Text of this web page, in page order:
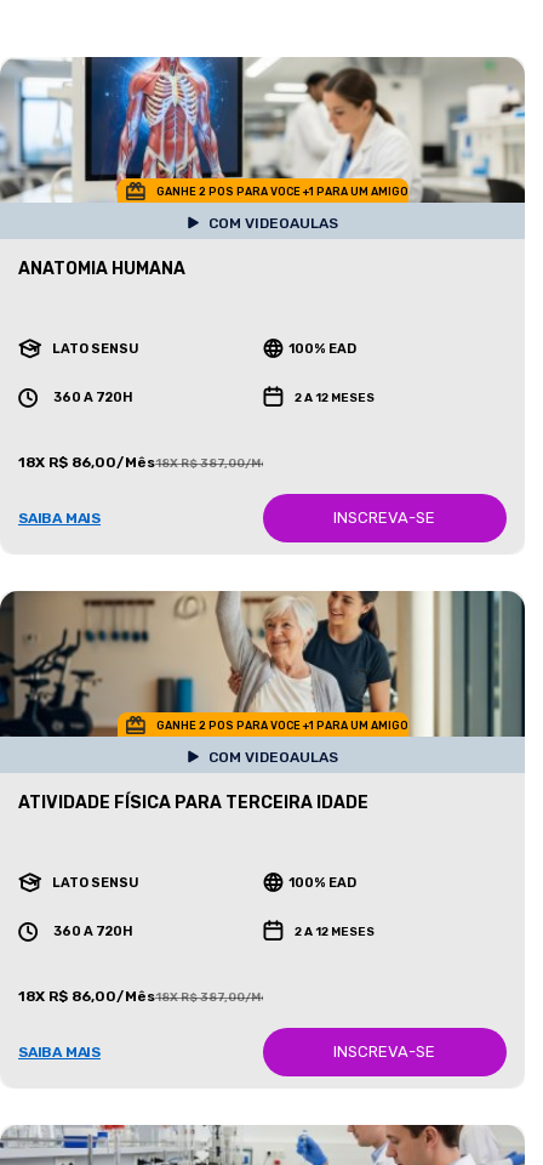
GANHE 2 POS PARA VOCE +1 PARA UM AMIGO
COM VIDEOAULAS
ANATOMIA HUMANA
LATO SENSU 100% EAD
360 A 720H 2 A 12 MESES
18X R$ 86,00/Mês18X R$ 387,00/Mês
SAIBA MAIS INSCREVA-SE
GANHE 2 POS PARA VOCE +1 PARA UM AMIGO
COM VIDEOAULAS
ATIVIDADE FÍSICA PARA TERCEIRA IDADE
LATO SENSU 100% EAD
360 A 720H 2 A 12 MESES
18X R$ 86,00/Mês18X R$ 387,00/Mês
SAIBA MAIS INSCREVA-SE